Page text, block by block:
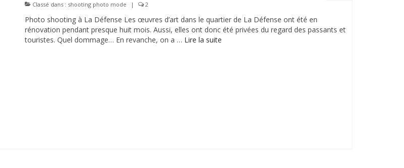
Classé dans : shooting photo mode | 2
Photo shooting à La Défense Les œuvres d’art dans le quartier de La Défense ont été en
rénovation pendant presque huit mois. Aussi, elles ont donc été privées du regard des passants et
touristes. Quel dommage… En revanche, on a … Lire la suite­­